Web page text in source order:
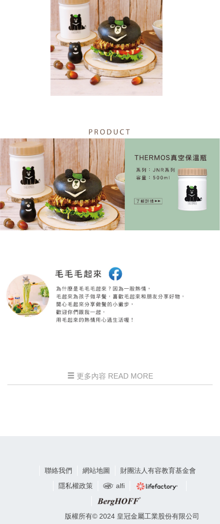
更多內容 READ MORE
聯絡我們 網站地圖
財團法人有容教育基金會
隱私權政策
alfi
版權所有© 2024 皇冠金屬工業股份有限公司